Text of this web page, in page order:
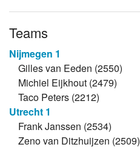
Teams
Nijmegen 1
Gilles van Eeden (2550)
Michiel Eijkhout (2479)
Taco Peters (2212)
Utrecht 1
Frank Janssen (2534)
Zeno van Ditzhuijzen (2509)